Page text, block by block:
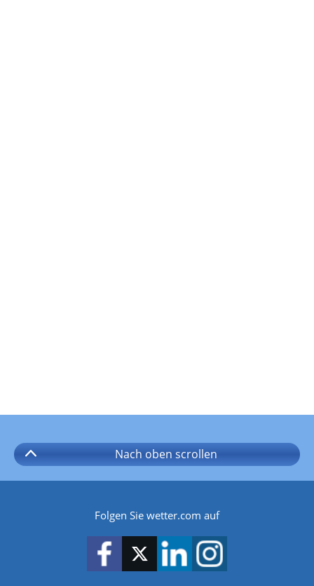
Nach oben scrollen
Folgen Sie wetter.com auf